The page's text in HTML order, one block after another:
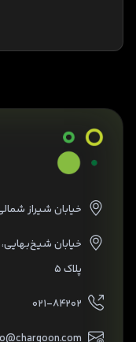
خیابان شیراز
خیابان
پلاک ۵
۰۲۱-۸۴۲۰۲